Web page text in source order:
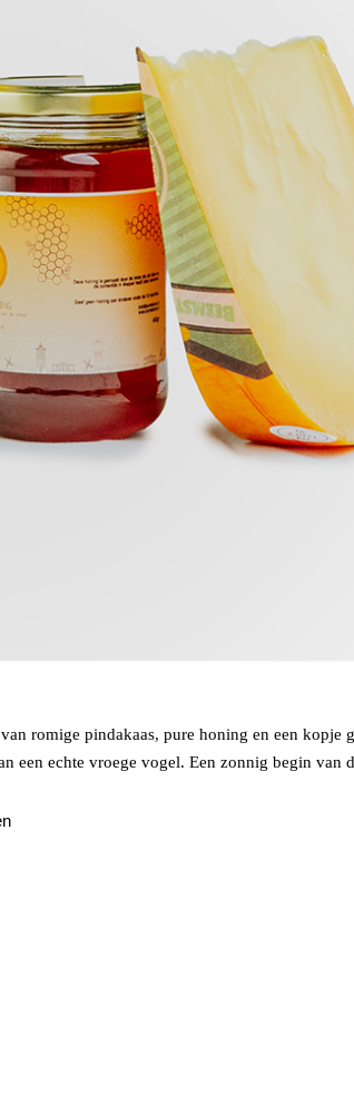
romige pindakaas, pure honing en een kopje
een echte vroege vogel. Een zonnig begin van